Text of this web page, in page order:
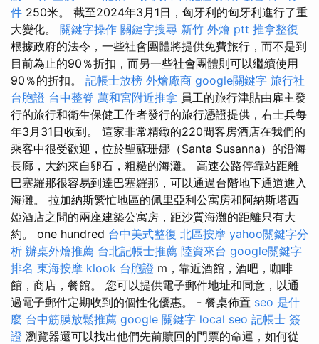
件 250米。 截至2024年3月1日，匈牙利的匈牙利進行了重
大變化。 關鍵字操作 關鍵字搜尋 新竹 外燴 ptt 推拿整復
根據政府的法令，一些社會團體將提供免費旅行，而不是到
目前為止的90％折扣，而另一些社會團體則可以繼續使用
90％的折扣。 記帳士放榜 外燴廠商 google關鍵字 旅行社
台胞證 台中整脊 萬和宮附近推拿 員工的旅行津貼由雇主發
行的旅行和衛生保健工作者發行的旅行憑證提供，右士兵每
年3月31日收到。 這家非常精緻的220間客房酒店在我們的
乘客中很受歡迎，位於聖蘇珊娜（Santa Susanna）的沿海
長廊，大約來自卵石，粗糙的海灘。 高速公路停靠站距離
巴塞羅那很容易到達巴塞羅那，可以通過台階地下通道進入
海灘。 拉加納斯繁忙地區的佩里亞利公寓房和阿納斯塔西
婭酒店之間的兩座建築公寓房，距沙質海灘的距離只有大
約。 one hundred 台中美式整復 北區按摩 yahoo關鍵字分
析 辦桌外燴推薦 台北記帳士推薦 陸資來台 google關鍵字
排名 東海按摩 klook 台胞證 m，靠近酒館，酒吧，咖啡
館，商店，餐館。 您可以提供電子郵件地址和同意，以通
過電子郵件定期收到的個性化優惠。 - 餐桌佈置 seo 是什
麼 台中筋膜放鬆推薦 google 關鍵字 local seo 記帳士 簽
證 瀏覽器還可以找出他們先前贖回的門票的命運，如何從